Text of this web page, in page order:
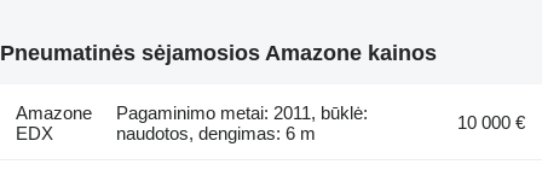
Pneumatinės sėjamosios Amazone kainos
Amazone
EDX
Pagaminimo metai: 2011, būklė:
naudotos, dengimas: 6 m
10 000 €